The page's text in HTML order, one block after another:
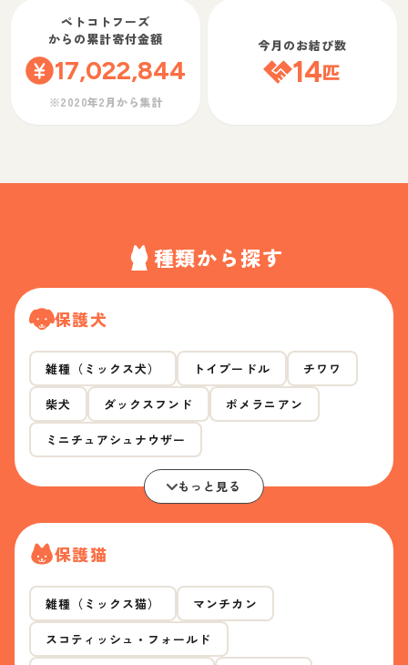
ペトコトフーズ
からの累計寄付金額
17,022,844
※2020年2月から集計
今月のお結び数
14匹
種類から探す
保護犬
雑種（ミックス犬） トイプードル チワワ
柴犬 ダックスフンド ポメラニアン
ミニチュアシュナウザー
もっと見る
保護猫
雑種（ミックス猫） マンチカン
スコティッシュ・フォールド